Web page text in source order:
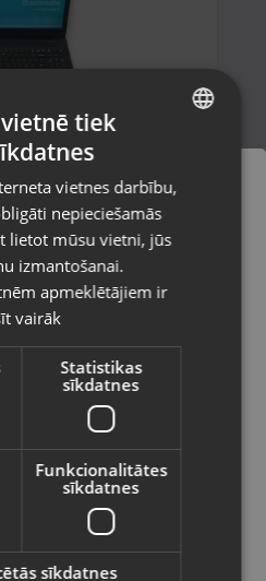
14 dienas)
piegādāti uz
attēlots izvēlētajā
RUSSIAN
tiek
vietnes darbību,
nepieciešamās
lietot mūsu vietni, jūs
izmantošanai.
apmeklētājiem ir
vairāk
Statistikas
sīkdatnes
Funkcionalitātes
sīkdatnes
sīkdatnes